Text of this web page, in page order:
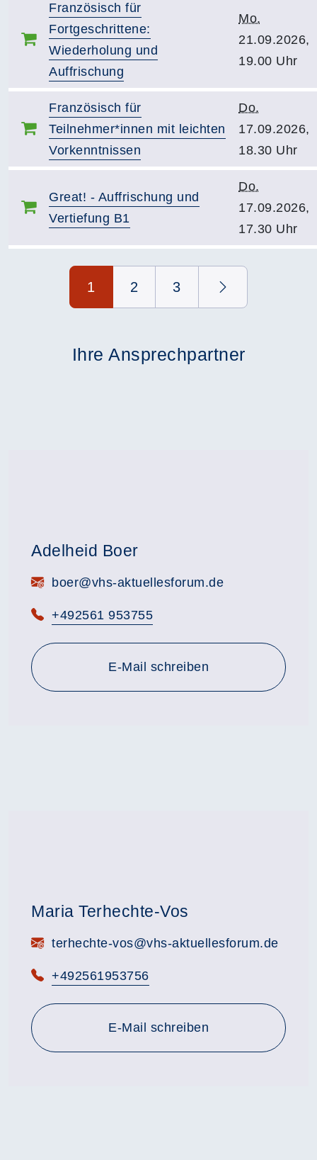
Französisch für
Fortgeschrittene:
Wiederholung und
Auffrischung
Mo.
21.09.2026,
19.00 Uhr
Französisch für
Teilnehmer*innen mit leichten
Vorkenntnissen
Do.
17.09.2026,
18.30 Uhr
Great! - Auffrischung und
Vertiefung B1
Do.
17.09.2026,
17.30 Uhr
1 2 3
Ihre Ansprechpartner
Adelheid Boer
E-Mail:boer@vhs-aktuellesforum.de
Telefon:
+492561 953755
E-Mail schreiben
Maria Terhechte-Vos
E-Mail:terhechte-vos@vhs-aktuellesforum.de
Telefon:
+492561953756
E-Mail schreiben